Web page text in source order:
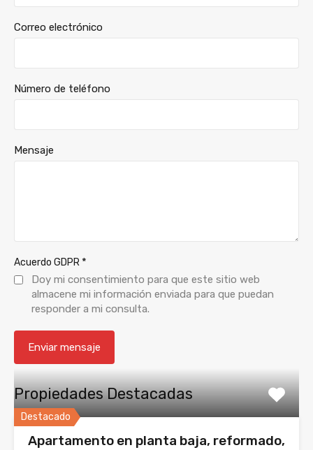
Correo electrónico
Número de teléfono
Mensaje
Acuerdo GDPR *
Doy mi consentimiento para que este sitio web
almacene mi información enviada para que puedan
responder a mi consulta.
Propiedades Destacadas
Destacado
Apartamento en planta baja, reformado,